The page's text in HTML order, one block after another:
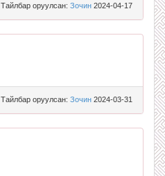
Тайлбар оруулсан: Зочин 2024-04-17
Тайлбар оруулсан: Зочин 2024-03-31